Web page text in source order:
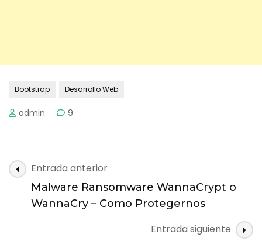
Bootstrap Desarrollo Web
admin 9
Navegación
de
entradas
Entrada anterior
Malware Ransomware WannaCrypt o
WannaCry – Como Protegernos
Entrada siguiente